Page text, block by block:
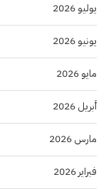
يوليو 2026
يونيو 2026
مايو 2026
أبريل 2026
مارس 2026
فبراير 2026